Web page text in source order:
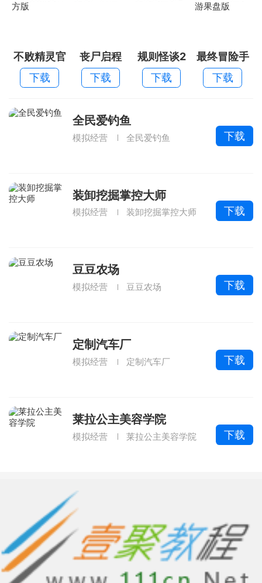
不败精灵官
方版
下载
丧尸启程
下载
规则怪谈2
下载
最终冒险手
游果盘版
下载
全民爱钓鱼
模拟经营 全民爱钓鱼 下载
装卸挖掘掌控大师
模拟经营 装卸挖掘掌控大师 下载
豆豆农场
模拟经营 豆豆农场 下载
定制汽车厂
模拟经营 定制汽车厂 下载
莱拉公主美容学院
模拟经营 莱拉公主美容学院 下载